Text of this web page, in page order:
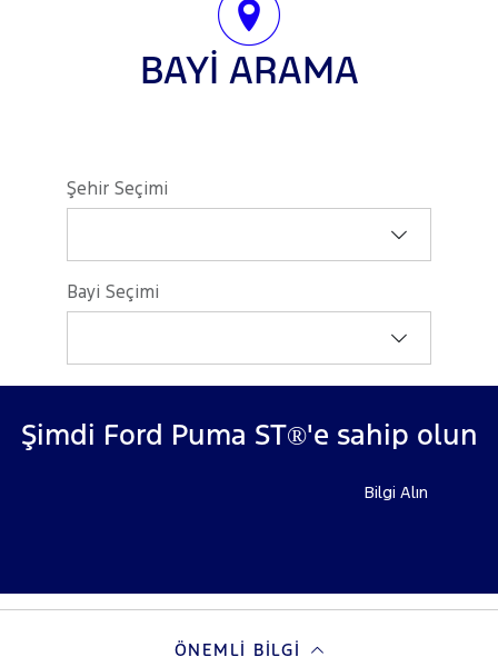
BAYİ ARAMA
Şehir Seçimi
Bayi Seçimi
Şimdi Ford Puma ST®'e sahip olun
Bilgi Alın
ÖNEMLI BILGI